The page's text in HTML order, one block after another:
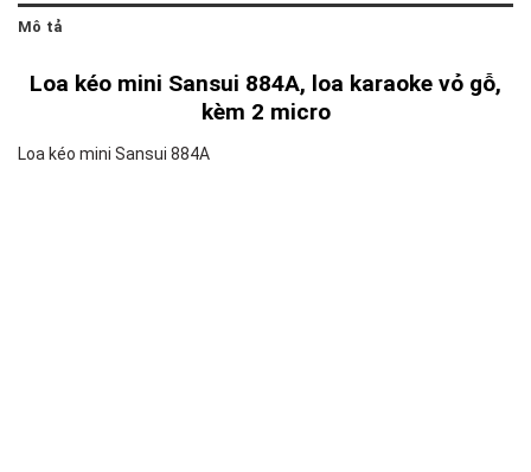
Mô tả
Loa kéo mini Sansui 884A, loa karaoke vỏ gỗ,
kèm 2 micro
Loa kéo mini Sansui 884A